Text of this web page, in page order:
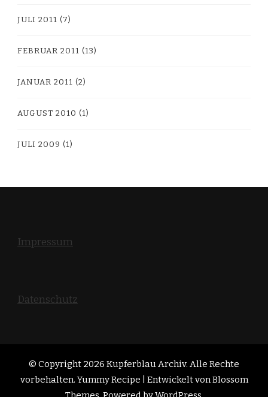
JULI 2011 (7)
FEBRUAR 2011 (13)
JANUAR 2011 (2)
AUGUST 2010 (1)
JULI 2009 (1)
Impressum
Datenschutz
© Copyright 2026 Kupferblau Archiv. Alle Rechte
vorbehalten. Yummy Recipe | Entwickelt von Blossom